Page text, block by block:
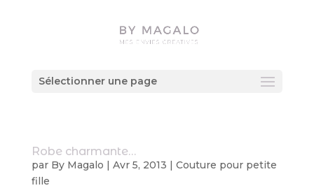
Sélectionner une page
Robe charmante…
par By Magalo | Avr 5, 2013 | Couture pour petite
fille